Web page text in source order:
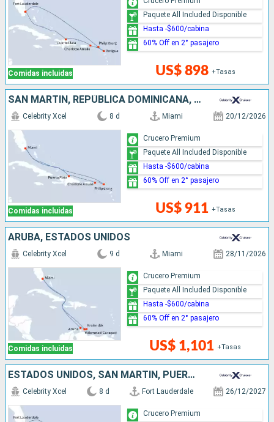
Comidas incluidas US$ 898 +Tasas
Paquete All Included Disponible
Hasta -$600/cabina
60% Off en 2° pasajero
SAN MARTÍN, REPÚBLICA DOMINICANA, ESTADOS UNIDOS
Comidas incluidas
Celebrity Xcel 8 d Miami 20/12/2026
US$ 911 +Tasas
Crucero Premium
Paquete All Included Disponible
Hasta -$600/cabina
60% Off en 2° pasajero
ARUBA, ESTADOS UNIDOS
Comidas incluidas
Celebrity Xcel 9 d Miami 28/11/2026
US$ 1,101 +Tasas
Crucero Premium
Paquete All Included Disponible
Hasta -$600/cabina
60% Off en 2° pasajero
ESTADOS UNIDOS, SAN MARTÍN, PUERTO RICO, REPÚBLICA DOMINICANA
Celebrity Xcel 8 d Fort Lauderdale 26/12/2027
Crucero Premium